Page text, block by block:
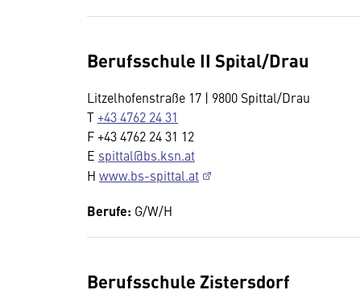
Berufsschule II Spital/Drau
Litzelhofenstraße 17 | 9800 Spittal/Drau
T+43 4762 24 31
F +43 4762 24 31 12
E spittal@bs.ksn.at
H www.bs-spittal.at
Berufe: G/W/H
Berufsschule Zistersdorf